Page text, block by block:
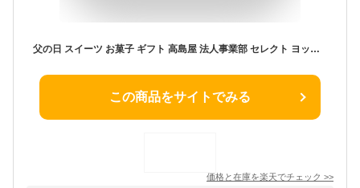
父の日 スイーツ お菓子 ギフト 高島屋 法人事業部 セレクト ヨックモック シガール 30本 YCG-E / 高級 百貨店お菓子 おすすめ 結婚内祝い 出産内祝い 結婚祝い 出産祝い お祝い プレゼント 内祝い 洋菓子 贈答品 JGS cpj お返し 父の日ギフト
この商品をサイトでみる
価格と在庫を楽天でチェック >>